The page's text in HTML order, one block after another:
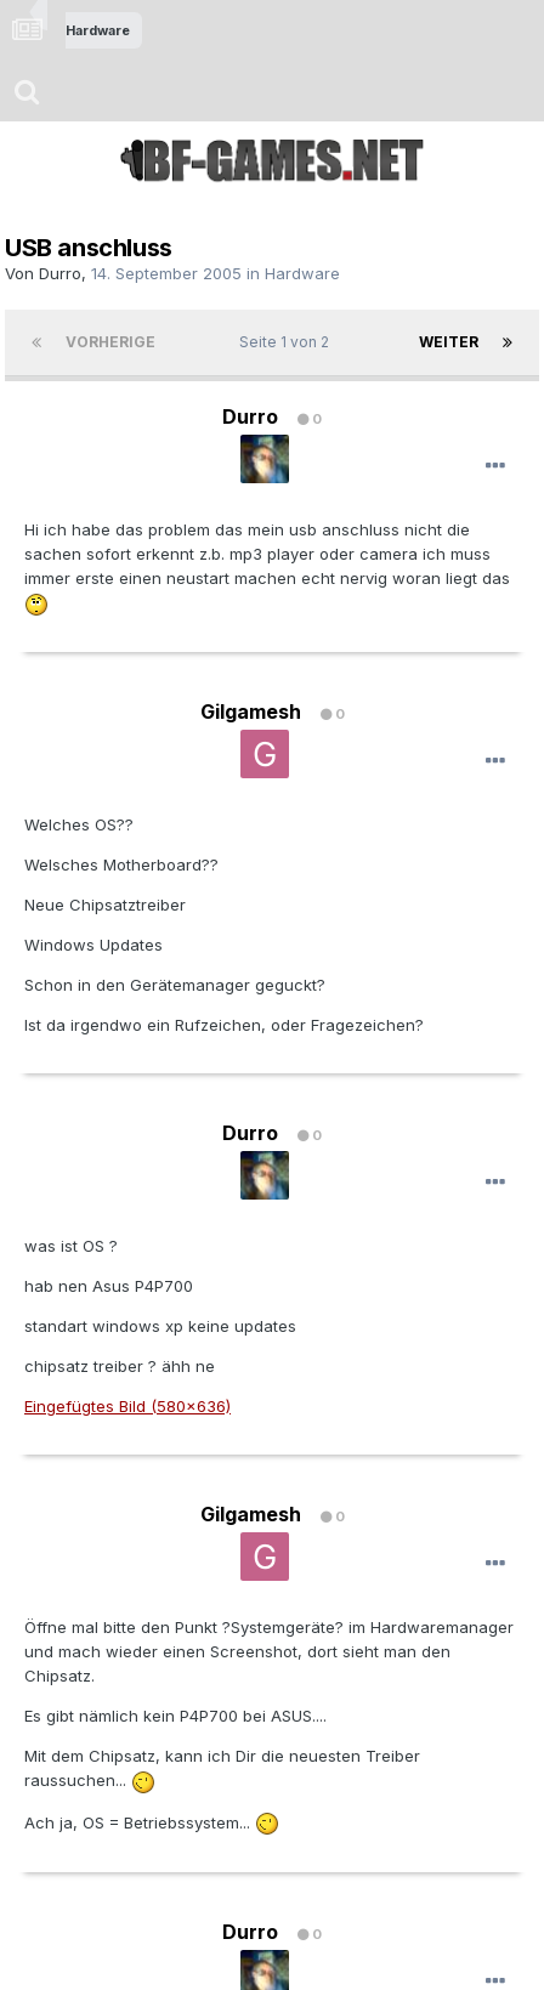
Hardware
USB anschluss
Von Durro, 14. September 2005 in Hardware
VORHERIGE WEITER
Seite 1 von 2
Durro 0
Hi ich habe das problem das mein usb anschluss nicht die
sachen sofort erkennt z.b. mp3 player oder camera ich muss
immer erste einen neustart machen echt nervig woran liegt das
Gilgamesh 0
Welches OS??
Welsches Motherboard??
Neue Chipsatztreiber
Windows Updates
Schon in den Gerätemanager geguckt?
Ist da irgendwo ein Rufzeichen, oder Fragezeichen?
Durro 0
was ist OS ?
hab nen Asus P4P700
standart windows xp keine updates
chipsatz treiber ? ähh ne
Eingefügtes Bild (580x636)
Gilgamesh 0
Öffne mal bitte den Punkt ?Systemgeräte? im Hardwaremanager
und mach wieder einen Screenshot, dort sieht man den
Chipsatz.
Es gibt nämlich kein P4P700 bei ASUS....
Mit dem Chipsatz, kann ich Dir die neuesten Treiber
raussuchen...
Ach ja, OS = Betriebssystem...
Durro 0